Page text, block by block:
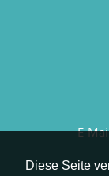
Diese Seite
E-